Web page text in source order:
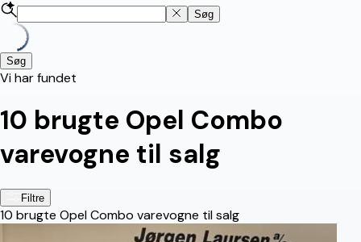
Søg
Søg
Vi har fundet
10 brugte Opel Combo
varevogne til salg
Filtre
10 brugte Opel Combo varevogne til salg